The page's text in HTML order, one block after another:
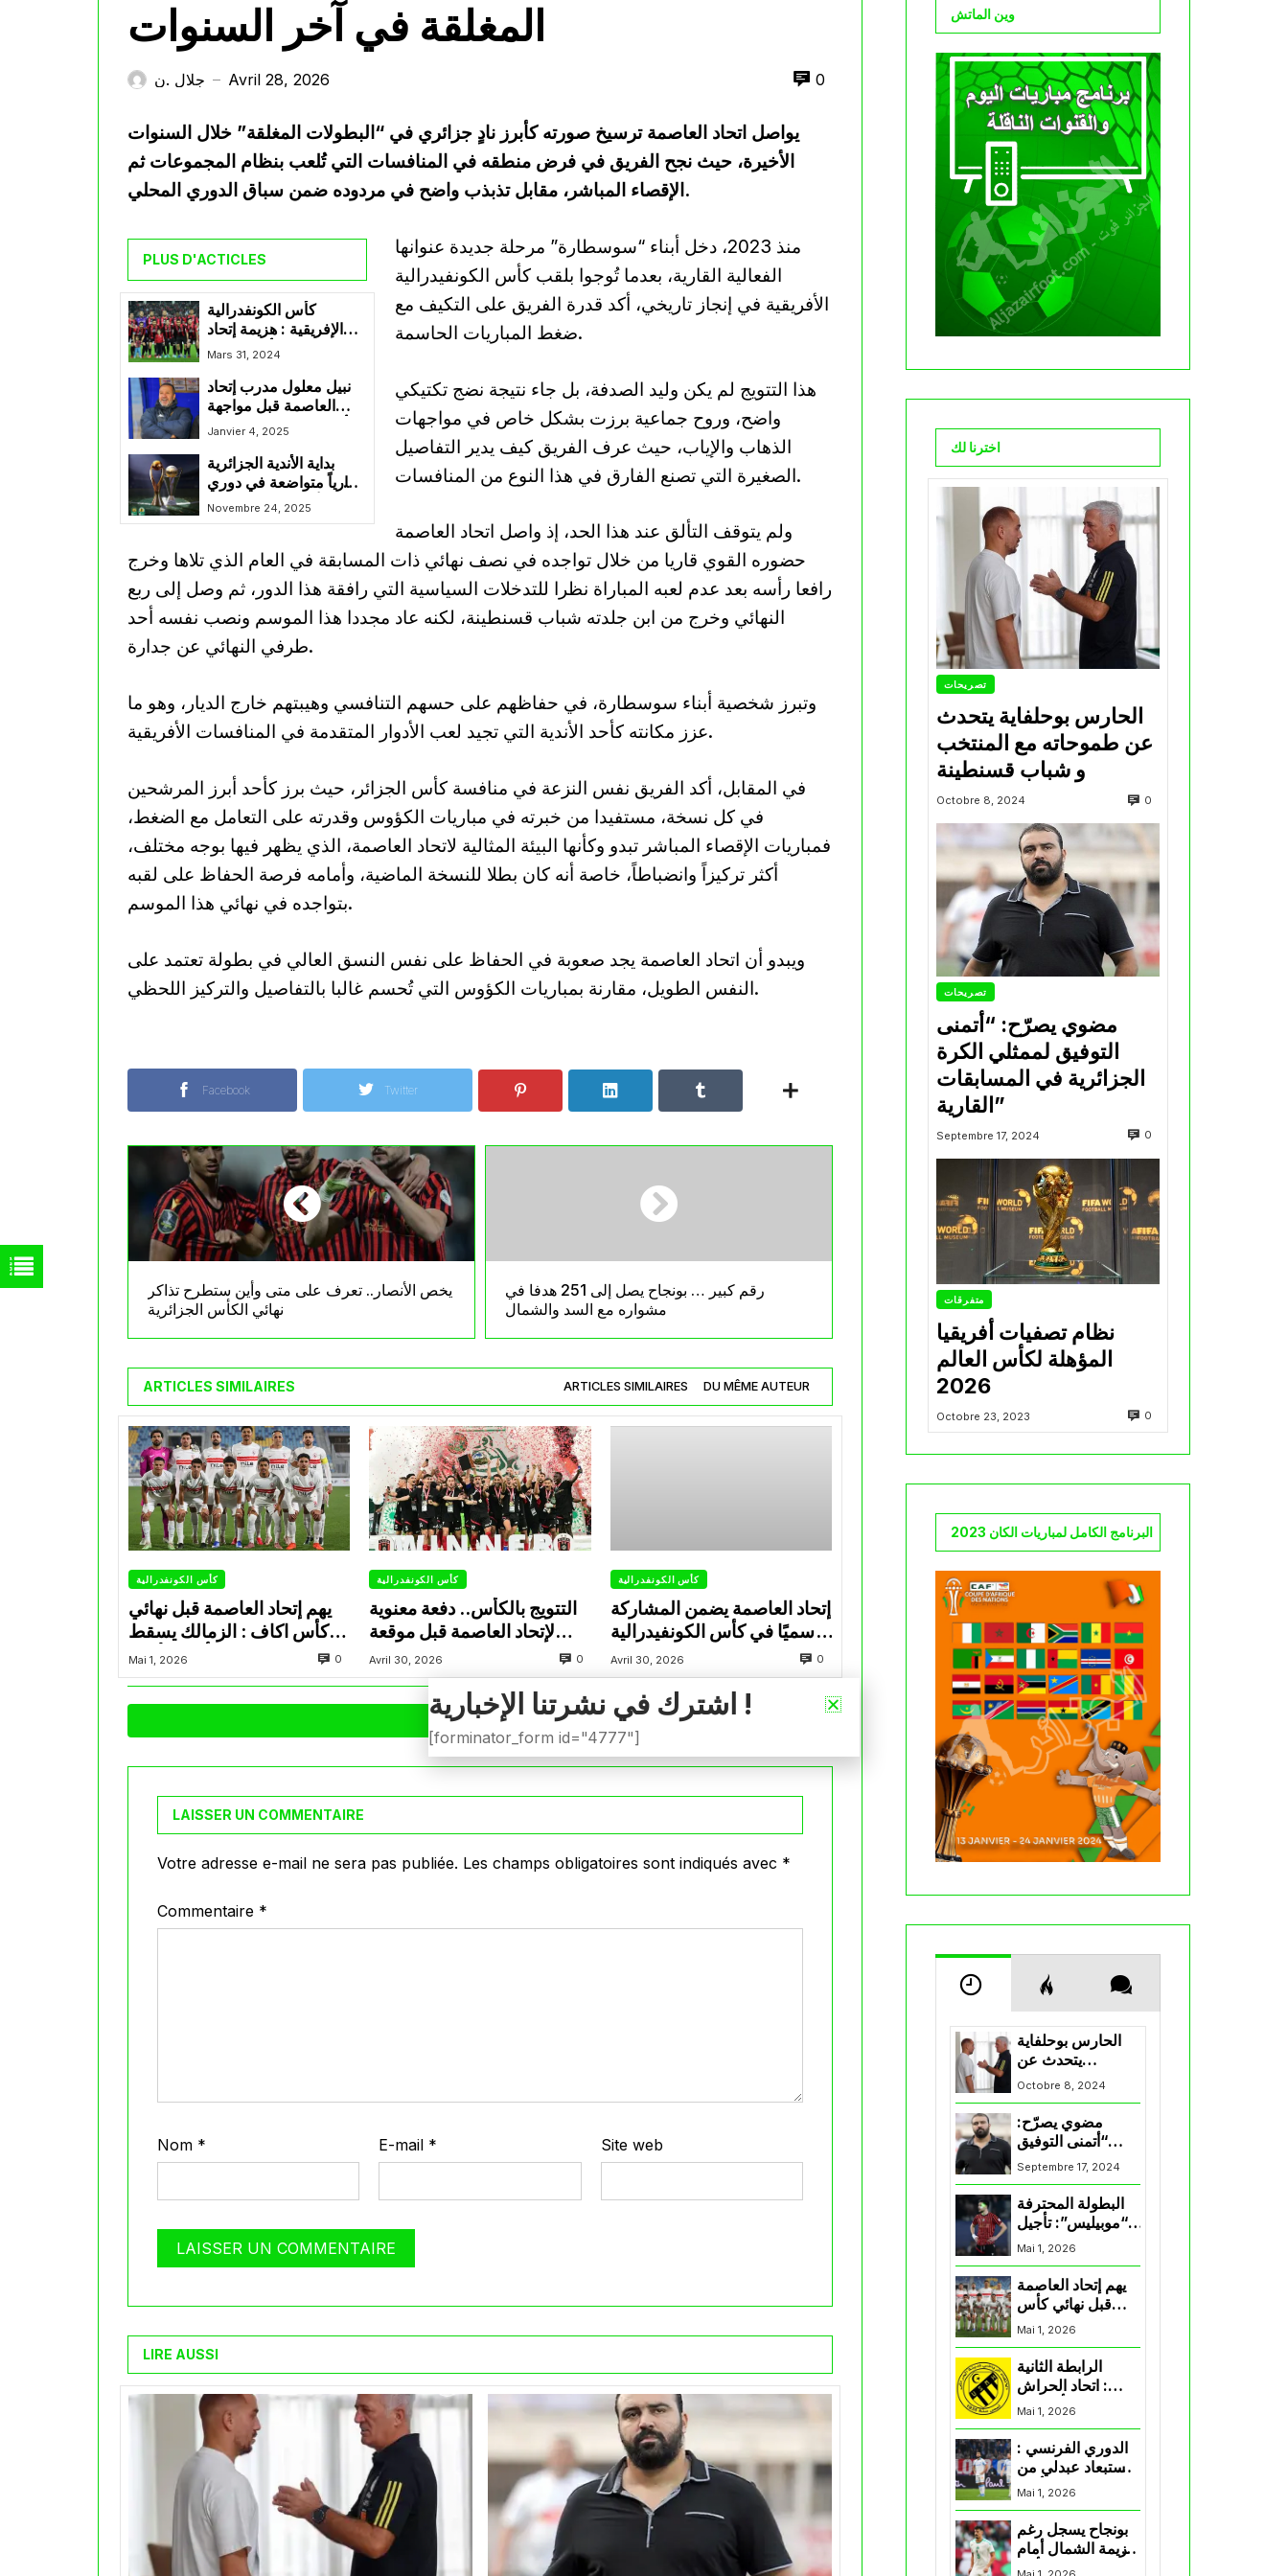
المغلقة في آخر السنوات
جلال .ن — Avril 28, 2026 0
يواصل اتحاد العاصمة ترسيخ صورته كأبرز نادٍ جزائري في “البطولات المغلقة” خلال السنوات
الأخيرة، حيث نجح الفريق في فرض منطقه في المنافسات التي تُلعب بنظام المجموعات ثم
الإقصاء المباشر، مقابل تذبذب واضح في مردوده ضمن سباق الدوري المحلي.
PLUS D'ACTICLES
كأس الكونفدرالية
الإفريقية : هزيمة إتحاد
العاصمة أمام ريفرز
الربع النهائي
Mars 31, 2024
نبيل معلول مدرب إتحاد
العاصمة قبل مواجهة
أسيك ميموزا: “نحن هنا
النقاط الثلاث”
Janvier 4, 2025
بداية الأندية الجزائرية
قارياً متواضعة في دوري
الأبطال وممتازة في
الكونفدرالية
Novembre 24, 2025
منذ 2023، دخل أبناء “سوسطارة” مرحلة جديدة عنوانها
الفعالية القارية، بعدما تُوجوا بلقب كأس الكونفيدرالية
الأفريقية في إنجاز تاريخي، أكد قدرة الفريق على التكيف مع
ضغط المباريات الحاسمة.
هذا التتويج لم يكن وليد الصدفة، بل جاء نتيجة نضج تكتيكي
واضح، وروح جماعية برزت بشكل خاص في مواجهات
الذهاب والإياب، حيث عرف الفريق كيف يدير التفاصيل
الصغيرة التي تصنع الفارق في هذا النوع من المنافسات.
ولم يتوقف التألق عند هذا الحد، إذ واصل اتحاد العاصمة
حضوره القوي قاريا من خلال تواجده في نصف نهائي ذات المسابقة في العام الذي تلاها وخرج
رافعا رأسه بعد عدم لعبه المباراة نظرا للتدخلات السياسية التي رافقة هذا الدور، ثم وصل إلى ربع
النهائي وخرج من ابن جلدته شباب قسنطينة، لكنه عاد مجددا هذا الموسم ونصب نفسه أحد
طرفي النهائي عن جدارة.
وتبرز شخصية أبناء سوسطارة، في حفاظهم على حسهم التنافسي وهيبتهم خارج الديار، وهو ما
عزز مكانته كأحد الأندية التي تجيد لعب الأدوار المتقدمة في المنافسات الأفريقية.
في المقابل، أكد الفريق نفس النزعة في منافسة كأس الجزائر، حيث برز كأحد أبرز المرشحين
في كل نسخة، مستفيدا من خبرته في مباريات الكؤوس وقدرته على التعامل مع الضغط،
فمباريات الإقصاء المباشر تبدو وكأنها البيئة المثالية لاتحاد العاصمة، الذي يظهر فيها بوجه مختلف،
أكثر تركيزاً وانضباطاً، خاصة أنه كان بطلا للنسخة الماضية، وأمامه فرصة الحفاظ على لقبه
بتواجده في نهائي هذا الموسم.
ويبدو أن اتحاد العاصمة يجد صعوبة في الحفاظ على نفس النسق العالي في بطولة تعتمد على
النفس الطويل، مقارنة بمباريات الكؤوس التي تُحسم غالبا بالتفاصيل والتركيز اللحظي.
Facebook Twitter
يخص الأنصار.. تعرف على متى وأين ستطرح تذاكر
نهائي الكأس الجزائرية
رقم كبير … بونجاح يصل إلى 251 هدفا في
مشواره مع السد والشمال
ARTICLES SIMILAIRES ARTICLES SIMILAIRES DU MÊME AUTEUR
كأس الكونفدرالية
يهم إتحاد العاصمة قبل نهائي
كأس اكاف : الزمالك يسقط
Mai 1, 2026 0
كأس الكونفدرالية
التتويج بالكأس.. دفعة معنوية
لإتحاد العاصمة قبل موقعة
الزمالك في نهائي الكونفدرالية
Avril 30, 2026 0
كأس الكونفدرالية
إتحاد العاصمة يضمن المشاركة
رسميًا في كأس الكونفيدرالية
Avril 30, 2026 0
VOIR PLUS
LAISSER UN COMMENTAIRE
Votre adresse e-mail ne sera pas publiée. Les champs obligatoires sont indiqués avec *
Commentaire *
Nom * E-mail * Site web
LIRE AUSSI
وين الماتش
اخترنا لك
تصريحات
الحارس بوحلفاية يتحدث
عن طموحاته مع المنتخب
و شباب قسنطينة
Octobre 8, 2024 0
تصريحات
مضوي يصرّح: “أتمنى
التوفيق لممثلي الكرة
الجزائرية في المسابقات
القارية”
Septembre 17, 2024 0
متفرقات
نظام تصفيات أفريقيا
المؤهلة لكأس العالم
2026
Octobre 23, 2023 0
البرنامج الكامل لمباريات الكان 2023
الحارس بوحلفاية
يتحدث عن
طموحاته مع
المنتخب و شباب
قسنطينة
Octobre 8, 2024
مضوي يصرّح:
“أتمنى التوفيق
لممثلي الكرة
الجزائرية في
Septembre 17, 2024
البطولة المحترفة
“موبيليس”: تأجيل
مباراة إتحاد
العاصمة وأتلتيك
بارادو
Mai 1, 2026
يهم إتحاد العاصمة
قبل نهائي كأس
اكاف : الزمالك
يسقط بثلاثية أمام
Mai 1, 2026
الرابطة الثانية
: اتحاد الحراش
يحسم التأهل إلى
“البلاي أوف”
Mai 1, 2026
الدوري الفرنسي :
استبعاد عبدلي من
قائمة مرسيليا أمام
Mai 1, 2026
بونجاح يسجل رغم
هزيمة الشمال أمام
السد في كأس
اشترك في نشرتنا الإخبارية !
[forminator_form id="4777"]